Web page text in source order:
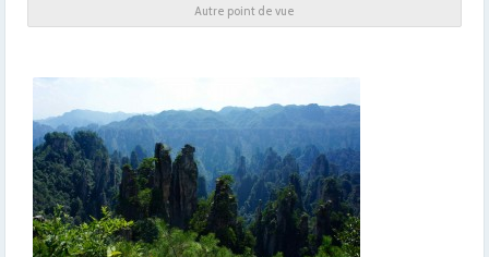
Autre point de vue